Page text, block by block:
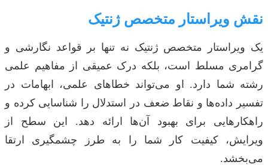
نقش ویراستار متخصص ژنتیک
یک ویراستار متخصص ژنتیک نه تنها بر قواعد نگارشی و
گرامری مسلط است، بلکه درک عمیقی از مفاهیم علمی
رشته شما دارد. او می‌تواند خطاهای علمی، ابهامات در
تفسیر داده‌ها و نقاط ضعف در استدلال را شناسایی کرده و
راهکارهایی برای بهبود آن‌ها ارائه دهد. این سطح از
ویرایش، کیفیت کار شما را به طرز چشمگیری ارتقا
می‌بخشد.